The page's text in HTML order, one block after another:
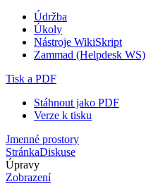
Údržba
Úkoly
Nástroje WikiSkript
Zammad (Helpdesk WS)
Tisk a PDF
Stáhnout jako PDF
Verze k tisku
Jmenné prostory
StránkaDiskuse
Úpravy
Zobrazení